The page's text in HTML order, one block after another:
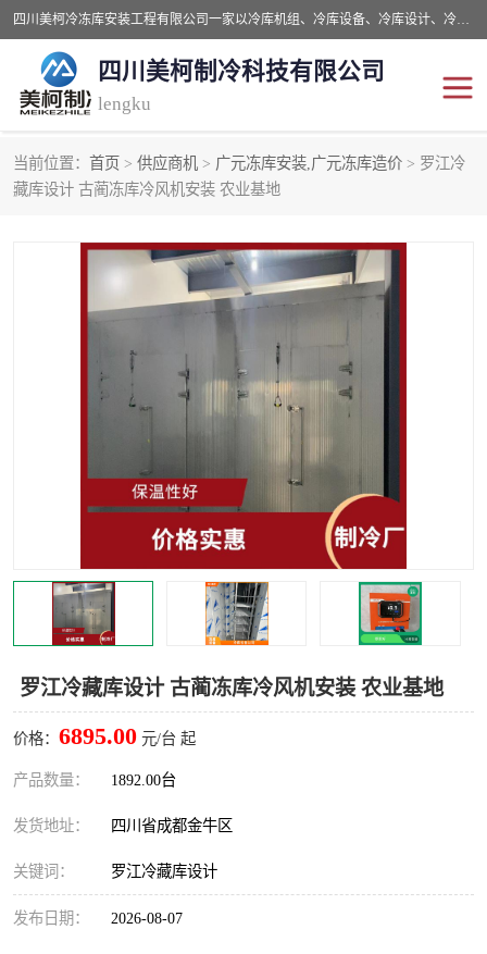
四川美柯冷冻库安装工程有限公司一家以冷库机组、冷库设备、冷库设计、冷冻库设备销售、冷库安装、冻库安装价格及技术服务为一体的综合企业，咨询热线：同等设备材料优惠10% 。公司各种类型安装组合式冷库、冷冻库、冷藏库、气调保鲜库、并提供成套设备供应、安装与调试、维护与维修、技术咨询、操作维修人员技术培训等
四川美柯制冷科技有限公司
lengku
当前位置： 首页 > 供应商机 > 广元冻库安装,广元冻库造价 > 罗江冷
藏库设计 古蔺冻库冷风机安装 农业基地
罗江冷藏库设计 古蔺冻库冷风机安装 农业基地
价格： 6895.00 元/台 起
产品数量： 1892.00台
发货地址： 四川省成都金牛区
关键词： 罗江冷藏库设计
发布日期： 2026-08-07
冷库安装，冷库价格 四川冷库，四川冻库安装
成都冻库，成都冻库价格 绵阳冻库,绵阳保鲜冷库
德阳冻库安装，德阳冷库 广元冻库安装,广元冻库造
价
南充冻库设计,南充冻库安 遂宁冻库
资阳冻库，资阳冻库安装 泸州冻库，泸州冷库
自贡冻库组装
雅安冷库,雅安冻库 攀枝花冻库
冻库安装，小型冻库造价
内江冷库，内江冻库 宜宾冷库，宜宾冻库设备